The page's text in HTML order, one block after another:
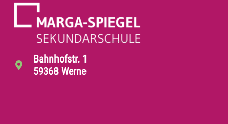
Bahnhofstr. 1
59368 Werne